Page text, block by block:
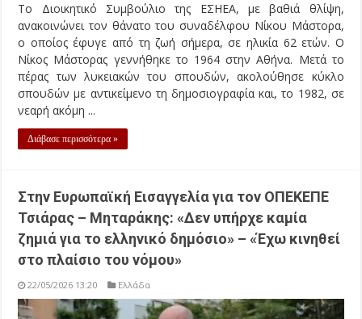
Το Διοικητικό Συμβούλιο της ΕΣΗΕΑ, με βαθιά θλίψη,
ανακοινώνει τον θάνατο του συναδέλφου Νίκου Μάστορα,
ο οποίος έφυγε από τη ζωή σήμερα, σε ηλικία 62 ετών. Ο
Νίκος Μάστορας γεννήθηκε το 1964 στην Αθήνα. Μετά το
πέρας των λυκειακών του σπουδών, ακολούθησε κύκλο
σπουδών με αντικείμενο τη δημοσιογραφία και, το 1982, σε
νεαρή ακόμη ...
Διάβασε περισσότερα »
Στην Ευρωπαϊκή Εισαγγελία για τον ΟΠΕΚΕΠΕ
Τσιάρας – Μηταράκης: «Δεν υπήρχε καμία
ζημιά για το ελληνικό δημόσιο» – «Έχω κινηθεί
στο πλαίσιο του νόμου»
22/05/2026 13:20 Ελλάδα